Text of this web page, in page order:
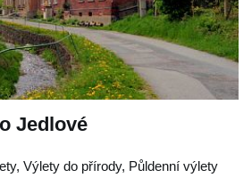
Jedlové
Výlety do přírody, Půldenní výlety